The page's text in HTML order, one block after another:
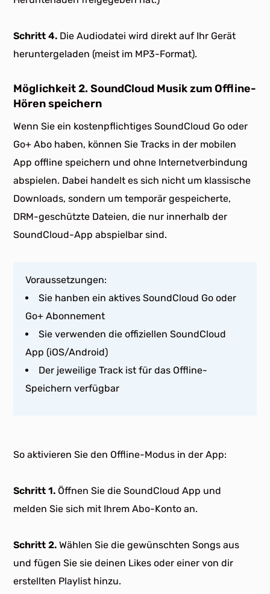
Schritt 4. Die Audiodatei wird direkt auf Ihr Gerät
heruntergeladen (meist im MP3-Format).
Möglichkeit 2. SoundCloud Musik zum Offline-
Hören speichern
Wenn Sie ein kostenpflichtiges SoundCloud Go oder
Go+ Abo haben, können Sie Tracks in der mobilen
App offline speichern und ohne Internetverbindung
abspielen. Dabei handelt es sich nicht um klassische
Downloads, sondern um temporär gespeicherte,
DRM-geschützte Dateien, die nur innerhalb der
SoundCloud-App abspielbar sind.
Voraussetzungen:
Sie hanben ein aktives SoundCloud Go oder
Go+ Abonnement
Sie verwenden die offiziellen SoundCloud
App (iOS/Android)
Der jeweilige Track ist für das Offline-
Speichern verfügbar
So aktivieren Sie den Offline-Modus in der App:
Schritt 1. Öffnen Sie die SoundCloud App und
melden Sie sich mit Ihrem Abo-Konto an.
Schritt 2. Wählen Sie die gewünschten Songs aus
und fügen Sie sie deinen Likes oder einer von dir
erstellten Playlist hinzu.